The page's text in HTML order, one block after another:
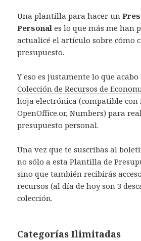
Una plantilla para hacer un
Personal es lo que más me han
actualicé el artículo sobre cómo
presupuesto.
Y eso es justamente lo que
Colección de Recursos de
hoja electrónica (compatible con
OpenOffice.or, Numbers) para
presupuesto personal.
Una vez que te suscribas al
no sólo a esta Plantilla de
sino que también recibirás
recursos (al día de hoy son 3
colección.
Categorías Ilimitadas